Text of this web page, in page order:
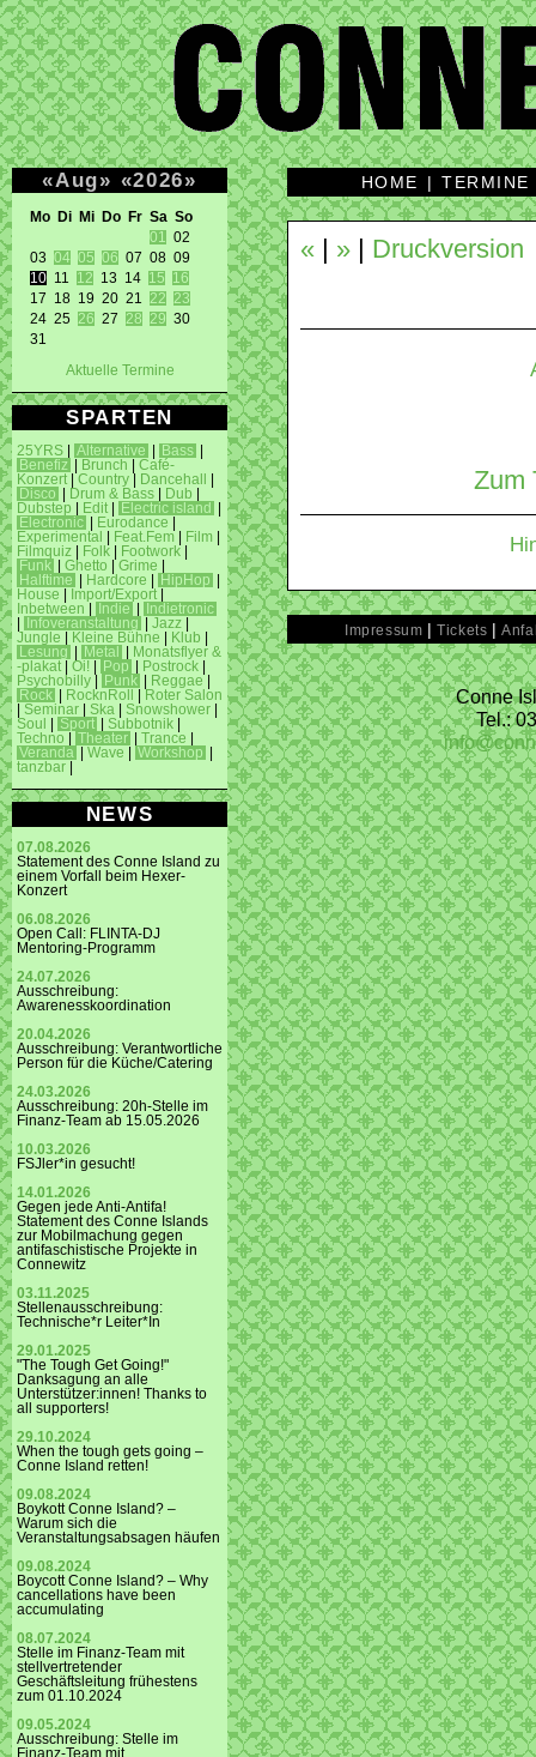
«Aug» «2026»
Mo Di Mi Do Fr Sa So
01
02
03 04 05 06
10 11 12 13 14 15
16
17 18 19 20 21 22
23
24 25 26 27 28 29 30
31
Aktuelle Termine
SPARTEN
25YRS Alternative Bass
Benefiz
Brunch
Café-
Konzert
Country Dancehall
Disco
Drum & Bass Dub
Dubstep
Edit Electric island
Electronic
Eurodance
Experimental
Feat.Fem Film
Filmquiz
Folk Footwork
Funk
Ghetto Grime
Halftime
Hardcore HipHop
House
Import/Export
Inbetween
Indie
Indietronic
Infoveranstaltung Jazz
Jungle
Kleine Bühne Klub
Lesung
Metal
Monatsflyer &
-plakat
Oi! Pop Postrock
Psychobilly
Punk Reggae
Rock
RocknRoll
Roter Salon
Seminar Ska Snowshower
Soul
Sport Subbotnik
Techno
Theater Trance
Veranda
Wave Workshop
tanzbar
NEWS
07.08.2026
Statement des Conne Island zu
einem Vorfall beim Hexer-
Konzert
06.08.2026
Open Call: FLINTA-DJ
Mentoring-Programm
24.07.2026
Ausschreibung:
Awarenesskoordination
20.04.2026
Ausschreibung: Verantwortliche
Person für die Küche/Catering
24.03.2026
Ausschreibung: 20h-Stelle im
Finanz-Team ab 15.05.2026
10.03.2026
FSJler*in gesucht!
14.01.2026
Gegen jede Anti-Antifa!
Statement des Conne Islands
zur Mobilmachung gegen
antifaschistische Projekte in
Connewitz
03.11.2025
Stellenausschreibung:
Technische*r Leiter*In
29.01.2025
"The Tough Get Going!"
Danksagung an alle
Unterstützer:innen! Thanks to
all supporters!
29.10.2024
When the tough gets going –
Conne Island retten!
09.08.2024
Boykott Conne Island? –
Warum sich die
Veranstaltungsabsagen häufen
09.08.2024
Boycott Conne Island? – Why
cancellations have been
accumulating
08.07.2024
Stelle im Finanz-Team mit
stellvertretender
Geschäftsleitung frühestens
zum 01.10.2024
09.05.2024
Ausschreibung: Stelle im
Finanz-Team mit
HOME |TERMINE
« » Druckversion
Zum
Impressum |Tickets |
Conne
Tel.: